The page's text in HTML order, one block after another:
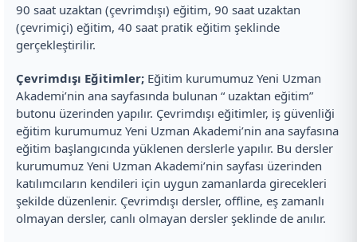
90 saat uzaktan (çevrimdışı) eğitim, 90 saat uzaktan
(çevrimiçi) eğitim, 40 saat pratik eğitim şeklinde
gerçekleştirilir.
Çevrimdışı Eğitimler; Eğitim kurumumuz Yeni Uzman
Akademi’nin ana sayfasında bulunan “ uzaktan eğitim”
butonu üzerinden yapılır. Çevrimdışı eğitimler, iş güvenliği
eğitim kurumumuz Yeni Uzman Akademi’nin ana sayfasına
eğitim başlangıcında yüklenen derslerle yapılır. Bu dersler
kurumumuz Yeni Uzman Akademi’nin sayfası üzerinden
katılımcıların kendileri için uygun zamanlarda girecekleri
şekilde düzenlenir. Çevrimdışı dersler, offline, eş zamanlı
olmayan dersler, canlı olmayan dersler şeklinde de anılır.